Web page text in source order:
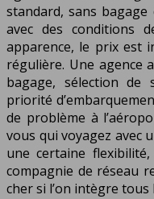
standard, sans
avec des conditions
apparence, le prix est
régulière. Une agence
bagage, sélection de
priorité
de problème à
vous qui voyagez avec
une certaine
compagnie de réseau
cher si l’on intègre tous